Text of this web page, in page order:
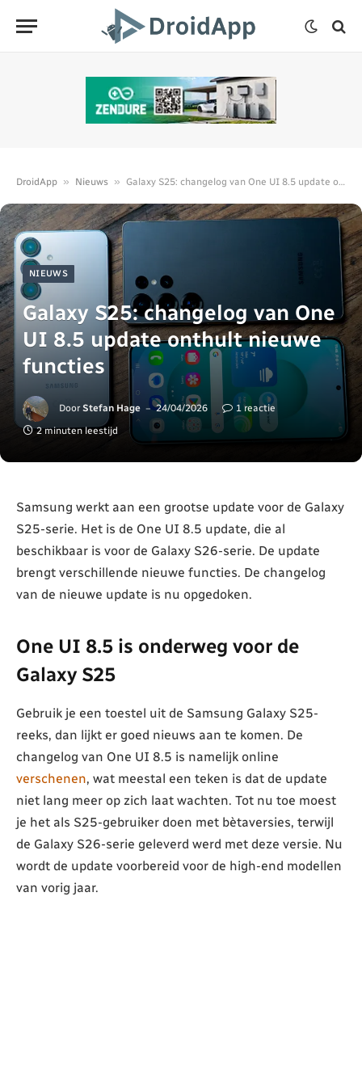
DroidApp » Nieuws » Galaxy S25: changelog van One UI 8.5 update onthult nieuwe functies
NIEUWS
Galaxy S25: changelog van One
UI 8.5 update onthult nieuwe
functies
Door Stefan Hage 24/04/2026
1 reactie
2 minuten leestijd
Samsung werkt aan een grootse update voor de Galaxy
S25-serie. Het is de One UI 8.5 update, die al
beschikbaar is voor de Galaxy S26-serie. De update
brengt verschillende nieuwe functies. De changelog
van de nieuwe update is nu opgedoken.
One UI 8.5 is onderweg voor de
Galaxy S25
Gebruik je een toestel uit de Samsung Galaxy S25-
reeks, dan lijkt er goed nieuws aan te komen. De
changelog van One UI 8.5 is namelijk online
verschenen, wat meestal een teken is dat de update
niet lang meer op zich laat wachten. Tot nu toe moest
je het als S25-gebruiker doen met bètaversies, terwijl
de Galaxy S26-serie geleverd werd met deze versie. Nu
wordt de update voorbereid voor de high-end modellen
van vorig jaar.